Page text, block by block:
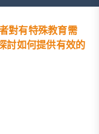
對有特殊教育需
討如何提供有效的